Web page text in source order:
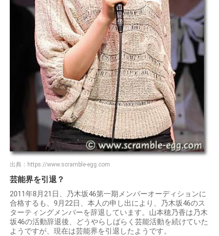
出典： https://www.scramble-egg.com
芸能界を引退？
2011年8月21日、乃木坂46第一期メンバーオーディションに
合格するも、9月22日、本人の申し出により、乃木坂46のス
ターティングメンバーを辞退しています。山本穂乃香は乃木
坂46の活動辞退後、どうやらしばらく芸能活動を続けていた
ようですが、現在は芸能界を引退したようです。